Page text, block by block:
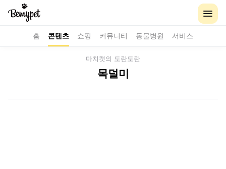
홈 콘텐츠 쇼핑 커뮤니티 동물병원 서비스
마치캣의 도란도란
목덜미